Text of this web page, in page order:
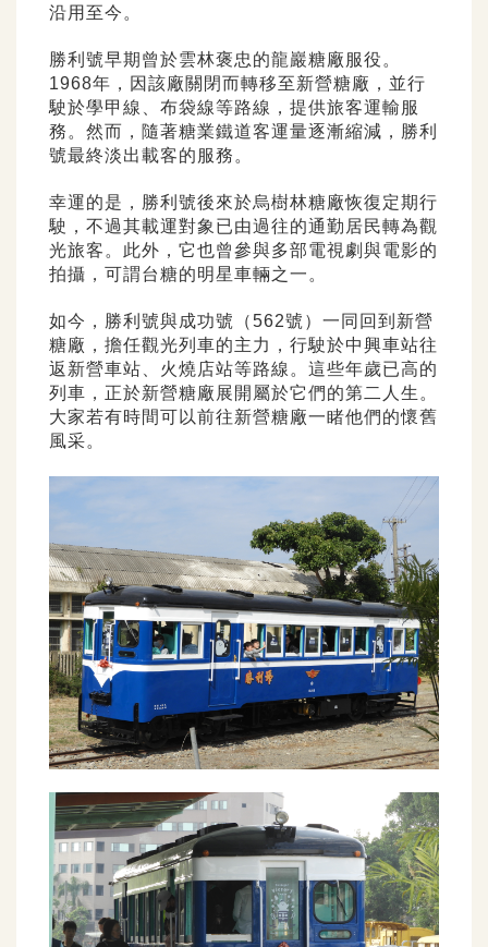
沿用至今。
勝利號早期曾於雲林褒忠的龍巖糖廠服役。
1968年，因該廠關閉而轉移至新營糖廠，並行
駛於學甲線、布袋線等路線，提供旅客運輸服
務。然而，隨著糖業鐵道客運量逐漸縮減，勝利
號最終淡出載客的服務。
幸運的是，勝利號後來於烏樹林糖廠恢復定期行
駛，不過其載運對象已由過往的通勤居民轉為觀
光旅客。此外，它也曾參與多部電視劇與電影的
拍攝，可謂台糖的明星車輛之一。
如今，勝利號與成功號（562號）一同回到新營
糖廠，擔任觀光列車的主力，行駛於中興車站往
返新營車站、火燒店站等路線。這些年歲已高的
列車，正於新營糖廠展開屬於它們的第二人生。
大家若有時間可以前往新營糖廠一睹他們的懷舊
風采。